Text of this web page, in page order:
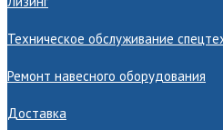
Техническое обслуживание
Ремонт навесного оборудования
Доставка